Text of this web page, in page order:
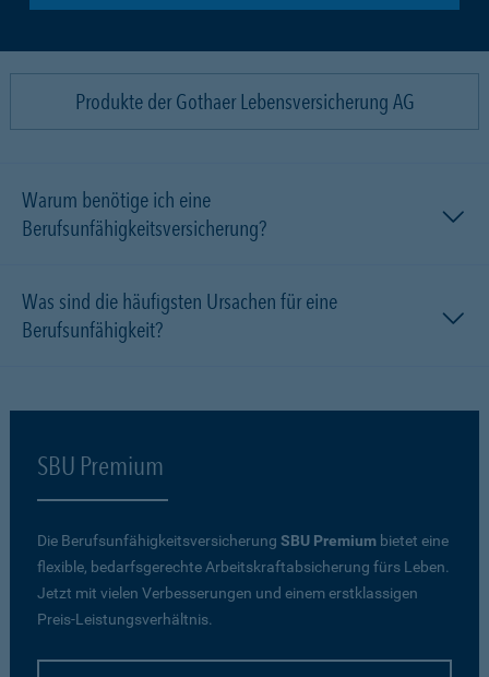
Produkte der Gothaer Lebensversicherung AG
Warum benötige ich eine
Berufsunfähigkeitsversicherung?
Was sind die häufigsten Ursachen für eine
Berufsunfähigkeit?
SBU Premium
Die Berufsunfähigkeitsversicherung SBU Premium bietet eine
flexible, bedarfsgerechte Arbeitskraftabsicherung fürs Leben.
Jetzt mit vielen Verbesserungen und einem erstklassigen
Preis-Leistungsverhältnis.